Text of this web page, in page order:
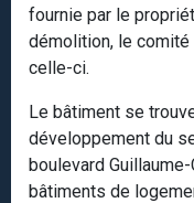
fournie par le
démolition, le comité
celle-ci.
Le bâtiment se
développement du
boulevard
bâtiments de